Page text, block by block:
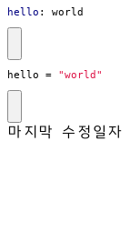
hello : world
hello = "world"
마지막 수정일자